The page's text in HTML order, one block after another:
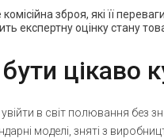
зброя, які її
експертну оцінку стану
цікаво
в світ полювання без
моделі, зняті з